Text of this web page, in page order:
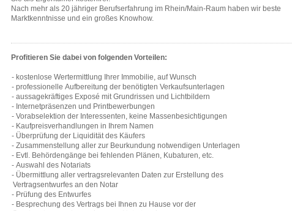
Nach mehr als 20 jähriger Berufserfahrung im Rhein/Main-Raum haben wir beste
Marktkenntnisse und ein großes Knowhow.
Profitieren Sie dabei von folgenden Vorteilen:
- kostenlose Wertermittlung Ihrer Immobilie, auf Wunsch
- professionelle Aufbereitung der benötigten Verkaufsunterlagen
- aussagekräftiges Exposé mit Grundrissen und Lichtbildern
- Internetpräsenzen und Printbewerbungen
- Vorabselektion der Interessenten, keine Massenbesichtigungen
- Kaufpreisverhandlungen in Ihrem Namen
- Überprüfung der Liquidität des Käufers
- Zusammenstellung aller zur Beurkundung notwendigen Unterlagen
- Evtl. Behördengänge bei fehlenden Plänen, Kubaturen, etc.
- Auswahl des Notariats
- Übermittlung aller vertragsrelevanten Daten zur Erstellung des
Vertragsentwurfes an den Notar
- Prüfung des Entwurfes
- Besprechung des Vertrags bei Ihnen zu Hause vor der